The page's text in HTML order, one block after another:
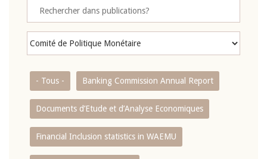
- Tous - Banking Commission Annual Report
Documents d’Etude et d’Analyse Economiques
Financial Inclusion statistics in WAEMU